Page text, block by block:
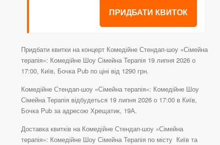
ПРИДБАТИ КВИТОК
Придбати квитки на концерт Комедійне Стендап-шоу «Сімейна
терапія»: Комедійне Шоу Сімейна Терапія 19 липня 2026 о
17:00, Київ, Бочка Pub по ціні від 1290 грн.
Комедійне Стендап-шоу «Сімейна терапія»: Комедійне Шоу
Сімейна Терапія відбудеться 19 липня 2026 о 17:00 в Київ,
Бочка Pub за адресою Хрещатик, 19А.
Доставка квитків на Комедійне Стендап-шоу «Сімейна
терапія»: Комедійне Шоу Сімейна Терапія по місту Київ та